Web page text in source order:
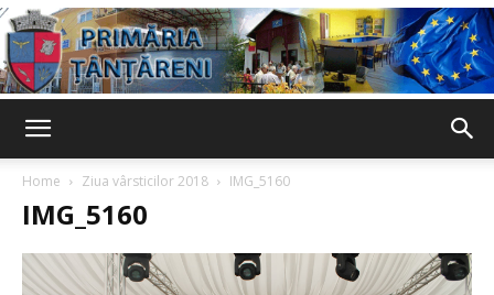
Home Ziua vârsticilor 2018 IMG_5160
IMG_5160